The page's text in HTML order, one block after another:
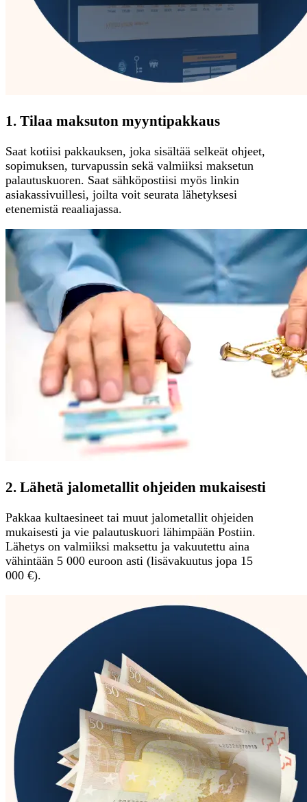
1. Tilaa maksuton myyntipakkaus
Saat kotiisi pakkauksen, joka sisältää selkeät ohjeet,
sopimuksen, turvapussin sekä valmiiksi maksetun
palautuskuoren. Saat sähköpostiisi myös linkin
asiakassivuillesi, joilta voit seurata lähetyksesi
etenemistä reaaliajassa.
2. Lähetä jalometallit ohjeiden mukaisesti
Pakkaa kultaesineet tai muut jalometallit ohjeiden
mukaisesti ja vie palautuskuori lähimpään Postiin.
Lähetys on valmiiksi maksettu ja vakuutettu aina
vähintään 5 000 euroon asti (lisävakuutus jopa 15
000 €).